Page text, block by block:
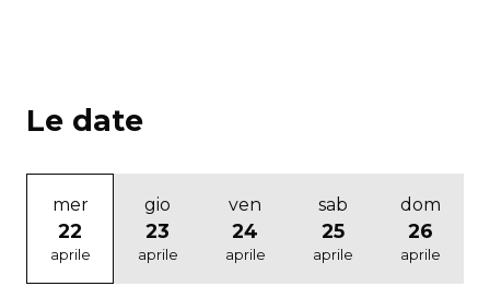
Le date
mer
22
aprile
gio
23
aprile
ven
24
aprile
sab
25
aprile
dom
26
aprile